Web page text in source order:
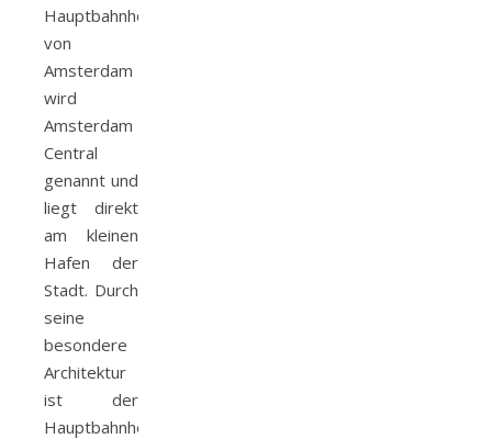
Hauptbahnhof
von
Amsterdam
wird
Amsterdam
Central
genannt und
liegt direkt
am kleinen
Hafen der
Stadt. Durch
seine
besondere
Architektur
ist der
Hauptbahnhof